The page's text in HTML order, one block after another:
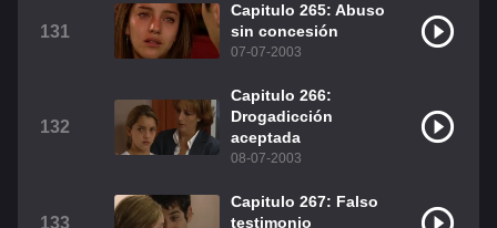
131
Capitulo 265: Abuso
sin concesión
07-07-2003
132
Capitulo 266:
Drogadicción
aceptada
08-07-2003
133
Capitulo 267: Falso
testimonio